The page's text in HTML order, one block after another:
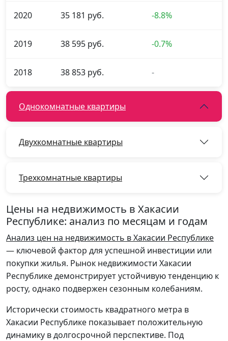
2020 35 181 руб. -8.8%
2019 38 595 руб. -0.7%
2018 38 853 руб. -
Однокомнатные квартиры
Двухкомнатные квартиры
Трехкомнатные квартиры
Цены на недвижимость в Хакасии
Республике: анализ по месяцам и годам
Анализ цен на недвижимость в Хакасии Республике
— ключевой фактор для успешной инвестиции или
покупки жилья. Рынок недвижимости Хакасии
Республике демонстрирует устойчивую тенденцию к
росту, однако подвержен сезонным колебаниям.
Исторически стоимость квадратного метра в
Хакасии Республике показывает положительную
динамику в долгосрочной перспективе. Под